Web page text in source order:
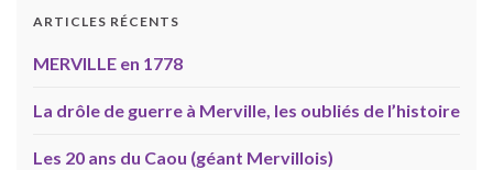
ARTICLES RÉCENTS
MERVILLE en 1778
La drôle de guerre à Merville, les oubliés de l’histoire
Les 20 ans du Caou (géant Mervillois)